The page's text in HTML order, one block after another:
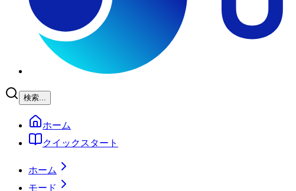
検索...
ホーム
クイックスタート
ホーム
モード